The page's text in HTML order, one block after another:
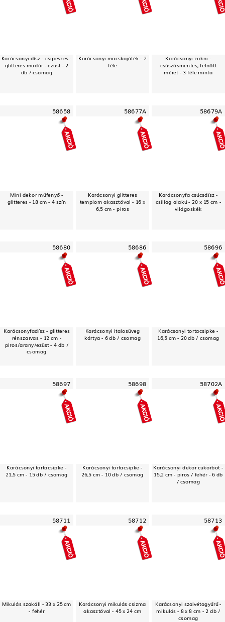
Karácsonyi dísz - csipeszes -
glitteres madár - ezüst - 2
db / csomag
Karácsonyi macskajáték - 2
féle
Karácsonyi zokni -
csúszásmentes, felnőtt
méret - 3 féle minta
58658
Mini dekor műfenyő -
glitteres - 18 cm - 4 szín
58677A
Karácsonyi glitteres
templom akasztóval - 16 x
6,5 cm - piros
58679A
Karácsonyfa csúcsdísz -
csillag alakú - 20 x 15 cm -
világoskék
58680
Karácsonyfadísz - glitteres
rénszarvas - 12 cm -
piros/arany/ezüst - 4 db /
csomag
58686
Karácsonyi italosüveg
kártya - 6 db / csomag
58696
Karácsonyi tortacsipke -
16,5 cm - 20 db / csomag
58697
Karácsonyi tortacsipke -
21,5 cm - 15 db / csomag
58698
Karácsonyi tortacsipke -
26,5 cm - 10 db / csomag
58702A
Karácsonyi dekor cukorbot -
15,2 cm - piros / fehér - 6 db
/ csomag
58711
Mikulás szakáll - 33 x 25 cm
- fehér
58712
Karácsonyi mikulás csizma
akasztóval - 45 x 24 cm
58713
Karácsonyi szalvétagyűrű -
mikulás - 8 x 8 cm - 2 db /
csomag